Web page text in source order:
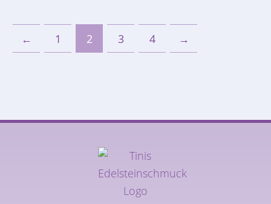
← 1 2 3 4 →